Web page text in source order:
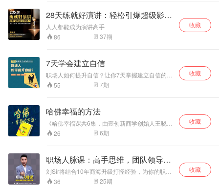
都得到平衡协调的
发展。 我们要用
15年的时间影响一
亿人读书，1000个
习惯及优秀的品格。
28天练就好演讲：轻松引爆超级影响
力
人人都能成为演讲高手
86
37期
收藏
7天学会建立自信
职场人如何提升自信？让你7天掌握建立自信的方
法 55 7期
收藏
哈佛幸福的方法
《哈佛幸福课共6集，由壹创新商学创始人王晓芳
出品的书籍解读，这个风靡全球的畅销书本书解
读能够帮助每一个人开启智慧，通过运用简单易
人生分为四种类型：忙碌奔波型、享乐主义型、
虚无主义型、感悟幸福型，更具洞察力地解析了
大多数人不幸福的根本原因。
26 6期
收藏
职场人脉课：高手思维，团队领导力
24讲
刘Sir将结合10年商海升级打怪经验，为你的职业
生涯提供心法+办法，助你走好职场每一步
36 25期
收藏